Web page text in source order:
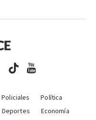
Policiales
Política
Deportes Economía